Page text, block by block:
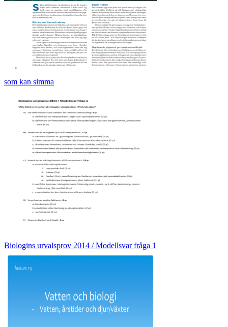
som kan simma
Biologins urvalsprov 2014 / Modellsvar fråga 1